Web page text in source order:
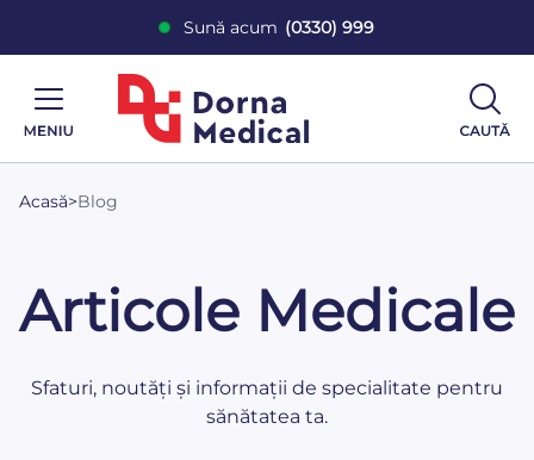
Sună acum (0330) 999
Acasă>Blog
Articole Medicale
Sfaturi, noutăți și informații de specialitate pentru
sănătatea ta.